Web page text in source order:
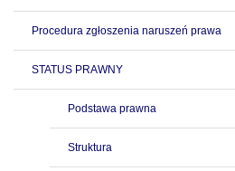
Procedura zgłoszenia naruszeń prawa
STATUS PRAWNY
Podstawa prawna
Struktura